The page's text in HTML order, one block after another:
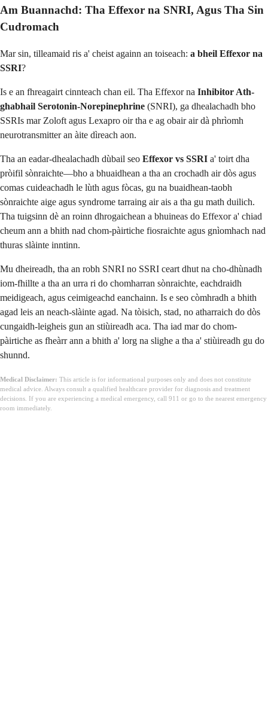
Am Buannachd: Tha Effexor na SNRI, Agus Tha Sin
Cudromach
Mar sin, tilleamaid ris a' cheist againn an toiseach: a bheil Effexor na
SSRI?
Is e an fhreagairt cinnteach chan eil. Tha Effexor na Inhibitor Ath-
ghabhail Serotonin-Norepinephrine (SNRI), ga dhealachadh bho
SSRIs mar Zoloft agus Lexapro oir tha e ag obair air dà phrìomh
neurotransmitter an àite dìreach aon.
Tha an eadar-dhealachadh dùbail seo Effexor vs SSRI a' toirt dha
pròifil sònraichte—bho a bhuaidhean a tha an crochadh air dòs agus
comas cuideachadh le lùth agus fòcas, gu na buaidhean-taobh
sònraichte aige agus syndrome tarraing air ais a tha gu math duilich.
Tha tuigsinn dè an roinn dhrogaichean a bhuineas do Effexor a' chiad
cheum ann a bhith nad chom-pàirtiche fiosraichte agus gnìomhach nad
thuras slàinte inntinn.
Mu dheireadh, tha an robh SNRI no SSRI ceart dhut na cho-dhùnadh
iom-fhillte a tha an urra ri do chomharran sònraichte, eachdraidh
meidigeach, agus ceimigeachd eanchainn. Is e seo còmhradh a bhith
agad leis an neach-slàinte agad. Na tòisich, stad, no atharraich do dòs
cungaidh-leigheis gun an stiùireadh aca. Tha iad mar do chom-
pàirtiche as fheàrr ann a bhith a' lorg na slighe a tha a' stiùireadh gu do
shunnd.
Medical Disclaimer: This article is for informational purposes only and does not constitute
medical advice. Always consult a qualified healthcare provider for diagnosis and treatment
decisions. If you are experiencing a medical emergency, call 911 or go to the nearest emergency
room immediately.